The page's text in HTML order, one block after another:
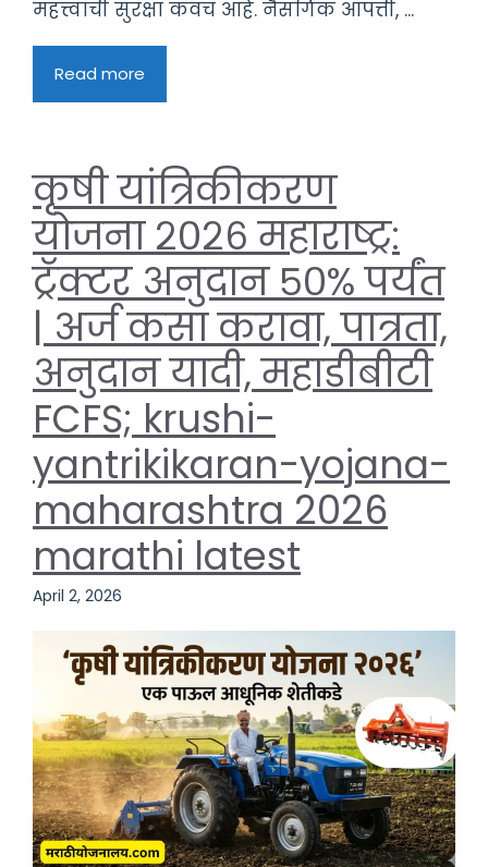
महत्त्वाची सुरक्षा कवच आहे. नैसर्गिक आपत्ती, ...
Read more
कृषी यांत्रिकीकरण
योजना २०२६ महाराष्ट्र:
ट्रॅक्टर अनुदान ५०% पर्यंत
| अर्ज कसा करावा, पात्रता,
अनुदान यादी, महाडीबीटी
FCFS; krushi-
yantrikikaran-yojana-
maharashtra 2026
marathi latest
April 2, 2026